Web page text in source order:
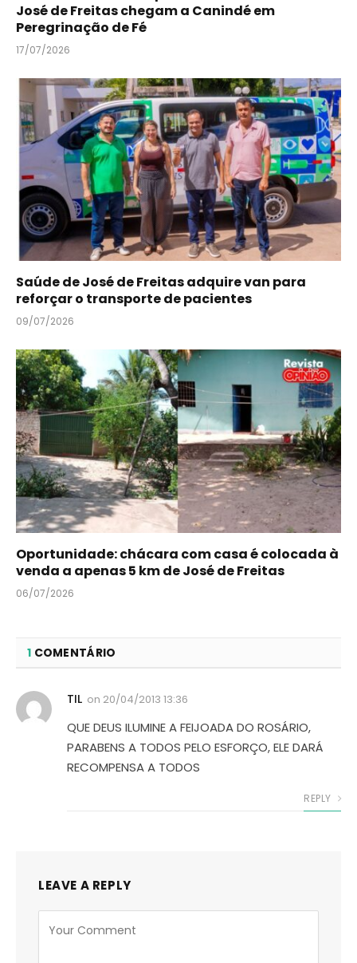
José de Freitas chegam a Canindé em
Peregrinação de Fé
17/07/2026
Saúde de José de Freitas adquire van para
reforçar o transporte de pacientes
09/07/2026
Oportunidade: chácara com casa é colocada à
venda a apenas 5 km de José de Freitas
06/07/2026
1 COMENTÁRIO
TIL on 20/04/2013 13:36
QUE DEUS ILUMINE A FEIJOADA DO ROSÁRIO,
PARABENS A TODOS PELO ESFORÇO, ELE DARÁ
RECOMPENSA A TODOS
REPLY
LEAVE A REPLY